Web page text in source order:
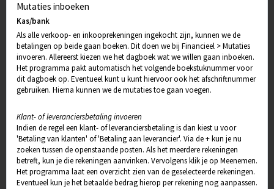
Mutaties inboeken
Kas/bank
Als alle verkoop- en inkooprekeningen ingekocht zijn, kunnen we de
betalingen op beide gaan boeken. Dit doen we bij Financieel > Mutaties
invoeren. Allereerst kiezen we het dagboek wat we willen gaan inboeken.
Het programma pakt automatisch het volgende boekstuknummer voor
dit dagboek op. Eventueel kunt u kunt hiervoor ook het afschriftnummer
gebruiken. Hierna kunnen we de mutaties toe gaan voegen.
Klant- of leveranciersbetaling invoeren
Indien de regel een klant- of leveranciersbetaling is dan kiest u voor
'Betaling van klanten' of 'Betaling aan leverancier'. Via de + kun je nu
zoeken tussen de openstaande posten. Als het meerdere rekeningen
betreft, kun je die rekeningen aanvinken. Vervolgens klik je op Meenemen.
Het programma laat een overzicht zien van de geselecteerde rekeningen.
Eventueel kun je het betaalde bedrag hierop per rekening nog aanpassen.